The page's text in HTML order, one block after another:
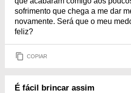
sofrimento que chega a me dar
novamente. Será que o meu
feliz?
COPIAR
É fácil brincar assim